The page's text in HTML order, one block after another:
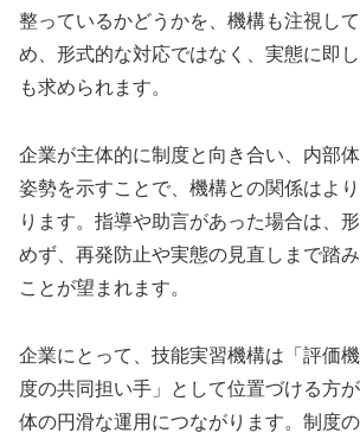
整っているかどうかを、機構も注視し
め、形式的な対応ではなく、実態に即
も求められます。
企業が主体的に制度と向き合い、内部
姿勢を示すことで、機構との関係はよ
ります。指導や助言があった場合は、
めず、再発防止や実態の見直しまで踏
ことが望まれます。
企業にとって、技能実習機構は「評価
度の共同担い手」として位置づける方
体の円滑な運用につながります。制度